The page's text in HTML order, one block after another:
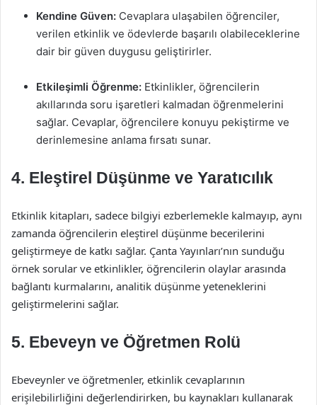
Kendine Güven: Cevaplara ulaşabilen öğrenciler,
verilen etkinlik ve ödevlerde başarılı olabileceklerine
dair bir güven duygusu geliştirirler.
Etkileşimli Öğrenme: Etkinlikler, öğrencilerin
akıllarında soru işaretleri kalmadan öğrenmelerini
sağlar. Cevaplar, öğrencilere konuyu pekiştirme ve
derinlemesine anlama fırsatı sunar.
4. Eleştirel Düşünme ve Yaratıcılık
Etkinlik kitapları, sadece bilgiyi ezberlemekle kalmayıp, aynı
zamanda öğrencilerin eleştirel düşünme becerilerini
geliştirmeye de katkı sağlar. Çanta Yayınları’nın sunduğu
örnek sorular ve etkinlikler, öğrencilerin olaylar arasında
bağlantı kurmalarını, analitik düşünme yeteneklerini
geliştirmelerini sağlar.
5. Ebeveyn ve Öğretmen Rolü
Ebeveynler ve öğretmenler, etkinlik cevaplarının
erişilebilirliğini değerlendirirken, bu kaynakları kullanarak